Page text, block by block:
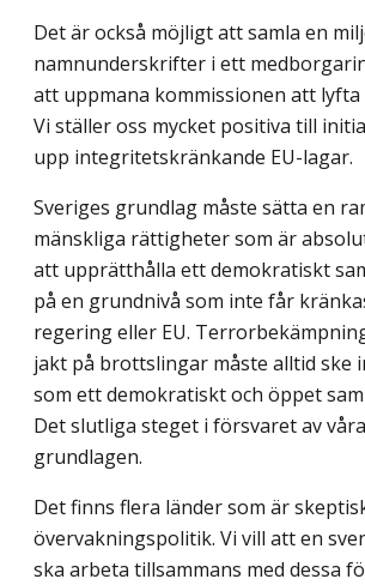
Det är också möjligt att samla en
namnunderskrifter i ett
att uppmana kommissionen att lyfta
Vi ställer oss mycket positiva till
upp integritetskränkande EU-lagar.
Sveriges grundlag måste sätta en
mänskliga rättigheter som är
att upprätthålla ett demokratiskt
på en grundnivå som inte får
regering eller EU.
jakt på brottslingar måste alltid ske
som ett demokratiskt och öppet
Det slutliga steget i försvaret av
grundlagen.
Det finns flera länder som är
övervakningspolitik. Vi vill att en
ska arbeta tillsammans med dessa